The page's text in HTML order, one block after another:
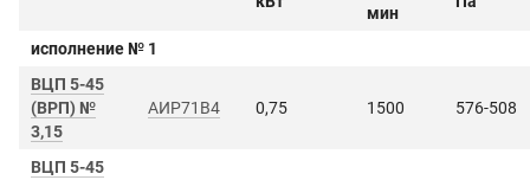
мин
исполнение № 1
ВЦП 5-45
(ВРП) №
3,15
АИР71B4 0,75 1500 576-508
ВЦП 5-45